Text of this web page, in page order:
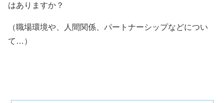
はありますか？
（職場環境や、人間関係、パートナーシップなどについ
て…）